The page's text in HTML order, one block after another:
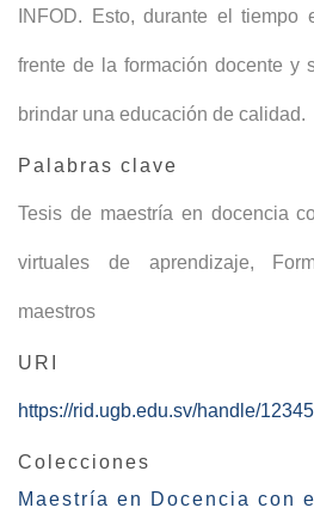
INFOD. Esto, durante el tiempo
frente de la formación docente y
brindar una educación de calidad.
Palabras clave
Tesis de maestría en docencia
virtuales de aprendizaje,
maestros
URI
https://rid.ugb.edu.sv/handle/
Colecciones
Maestría en Docencia con